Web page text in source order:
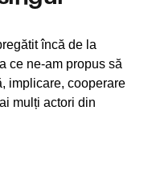
încă de la
ce ne-am propus să
implicare, cooperare
mulți actori din